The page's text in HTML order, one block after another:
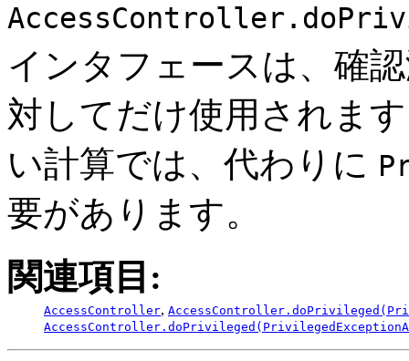
インタフェースは、確
対してだけ使用されま
い計算では、代わりに
要があります。
関連項目:
AccessController,